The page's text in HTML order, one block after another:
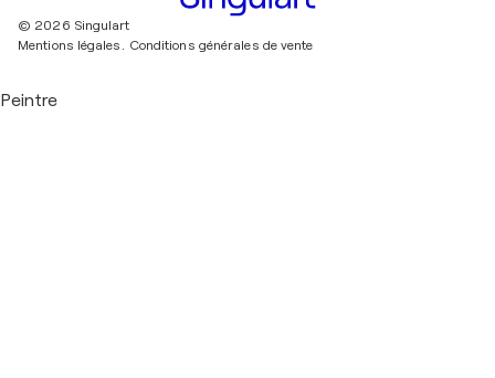
© 2026 Singulart
Mentions légales. Conditions générales de vente
Peintre